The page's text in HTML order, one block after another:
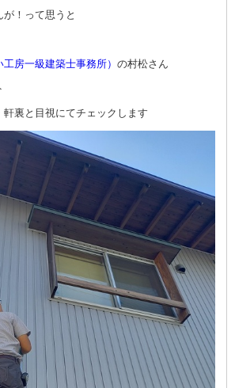
！って思うと
工房一級建築士事務所） の村松さん
裏と目視にてチェックします